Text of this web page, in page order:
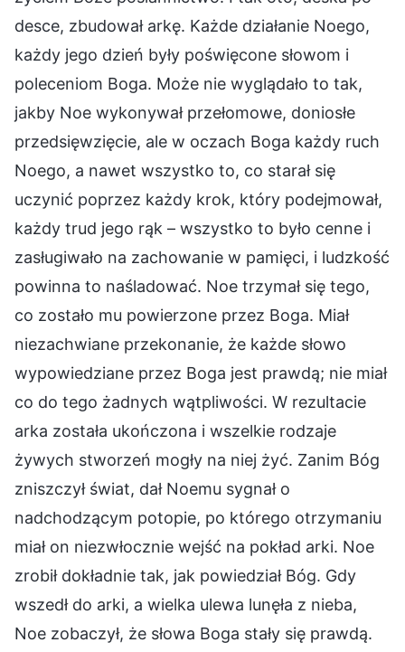
desce, zbudował arkę. Każde działanie Noego,
każdy jego dzień były poświęcone słowom i
poleceniom Boga. Może nie wyglądało to tak,
jakby Noe wykonywał przełomowe, doniosłe
przedsięwzięcie, ale w oczach Boga każdy ruch
Noego, a nawet wszystko to, co starał się
uczynić poprzez każdy krok, który podejmował,
każdy trud jego rąk – wszystko to było cenne i
zasługiwało na zachowanie w pamięci, i ludzkość
powinna to naśladować. Noe trzymał się tego,
co zostało mu powierzone przez Boga. Miał
niezachwiane przekonanie, że każde słowo
wypowiedziane przez Boga jest prawdą; nie miał
co do tego żadnych wątpliwości. W rezultacie
arka została ukończona i wszelkie rodzaje
żywych stworzeń mogły na niej żyć. Zanim Bóg
zniszczył świat, dał Noemu sygnał o
nadchodzącym potopie, po którego otrzymaniu
miał on niezwłocznie wejść na pokład arki. Noe
zrobił dokładnie tak, jak powiedział Bóg. Gdy
wszedł do arki, a wielka ulewa lunęła z nieba,
Noe zobaczył, że słowa Boga stały się prawdą.